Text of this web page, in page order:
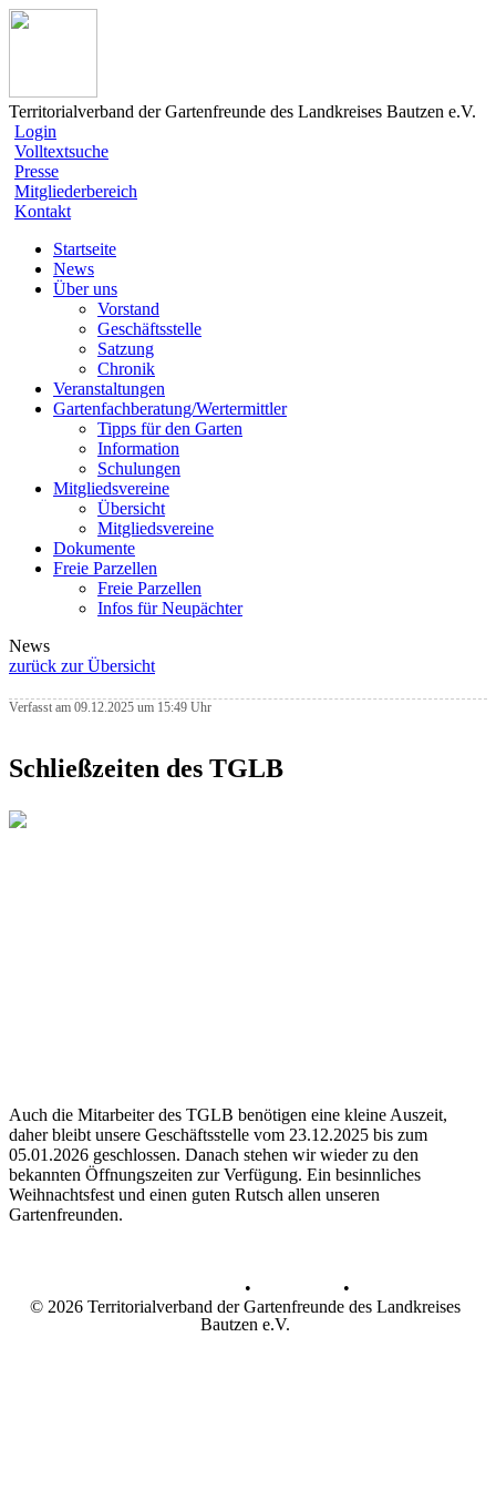
Territorialverband der Gartenfreunde des Landkreises Bautzen e.V.
Login
Volltextsuche
Presse
Mitgliederbereich
Kontakt
Startseite
News
Über uns
Vorstand
Geschäftsstelle
Satzung
Chronik
Veranstaltungen
Gartenfachberatung/Wertermittler
Tipps für den Garten
Information
Schulungen
Mitgliedsvereine
Übersicht
Mitgliedsvereine
Dokumente
Freie Parzellen
Freie Parzellen
Infos für Neupächter
News
zurück zur Übersicht
Verfasst am 09.12.2025 um 15:49 Uhr
Schließzeiten des TGLB
Auch die Mitarbeiter des TGLB benötigen eine kleine Auszeit,
daher bleibt unsere Geschäftsstelle vom 23.12.2025 bis zum
05.01.2026 geschlossen. Danach stehen wir wieder zu den
bekannten Öffnungszeiten zur Verfügung. Ein besinnliches
Weihnachtsfest und einen guten Rutsch allen unseren
Gartenfreunden.
•
•
© 2026 Territorialverband der Gartenfreunde des Landkreises
Bautzen e.V.